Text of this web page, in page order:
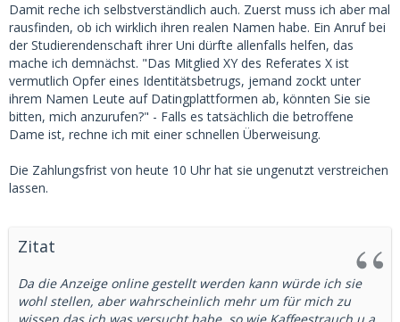
Damit reche ich selbstverständlich auch. Zuerst muss ich aber mal
rausfinden, ob ich wirklich ihren realen Namen habe. Ein Anruf bei
der Studierendenschaft ihrer Uni dürfte allenfalls helfen, das
mache ich demnächst. "Das Mitglied XY des Referates X ist
vermutlich Opfer eines Identitätsbetrugs, jemand zockt unter
ihrem Namen Leute auf Datingplattformen ab, könnten Sie sie
bitten, mich anzurufen?" - Falls es tatsächlich die betroffene
Dame ist, rechne ich mit einer schnellen Überweisung.
Die Zahlungsfrist von heute 10 Uhr hat sie ungenutzt verstreichen
lassen.
Zitat
Da die Anzeige online gestellt werden kann würde ich sie
wohl stellen, aber wahrscheinlich mehr um für mich zu